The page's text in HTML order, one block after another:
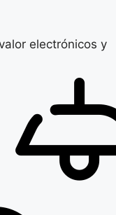
electrónicos y